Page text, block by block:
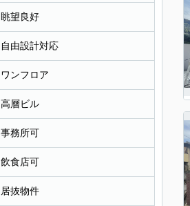
眺望良好
自由設計対応
ワンフロア
高層ビル
事務所可
飲食店可
居抜物件